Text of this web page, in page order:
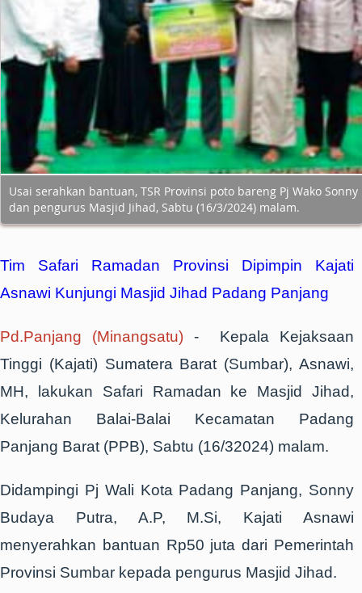
Usai serahkan bantuan, TSR Provinsi poto bareng Pj Wako Sonny
dan pengurus Masjid Jihad, Sabtu (16/3/2024) malam.
Tim Safari Ramadan Provinsi Dipimpin Kajati
Asnawi Kunjungi Masjid Jihad Padang Panjang
Pd.Panjang (Minangsatu) - Kepala Kejaksaan
Tinggi (Kajati) Sumatera Barat (Sumbar), Asnawi,
MH, lakukan Safari Ramadan ke Masjid Jihad,
Kelurahan Balai-Balai Kecamatan Padang
Panjang Barat (PPB), Sabtu (16/32024) malam.
Didampingi Pj Wali Kota Padang Panjang, Sonny
Budaya Putra, A.P, M.Si, Kajati Asnawi
menyerahkan bantuan Rp50 juta dari Pemerintah
Provinsi Sumbar kepada pengurus Masjid Jihad.